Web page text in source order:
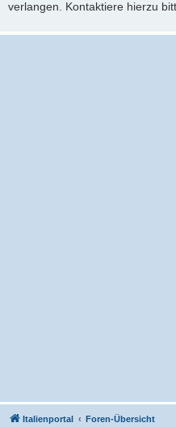
verlangen. Kontaktiere hierzu
Italienportal Foren-Übersicht